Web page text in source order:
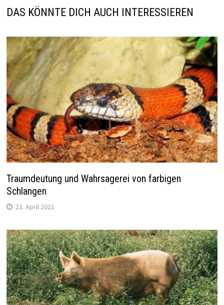
DAS KÖNNTE DICH AUCH INTERESSIEREN
Traumdeutung und Wahrsagerei von farbigen
Schlangen
23. April 2021